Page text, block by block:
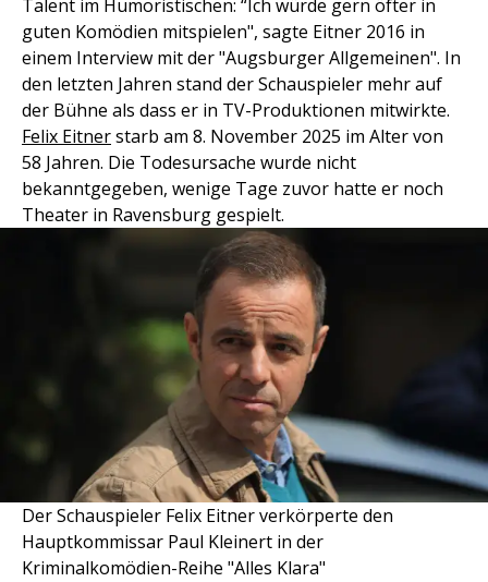
Talent im Humoristischen: “Ich würde gern öfter in
guten Komödien mitspielen", sagte Eitner 2016 in
einem Interview mit der "Augsburger Allgemeinen". In
den letzten Jahren stand der Schauspieler mehr auf
der Bühne als dass er in TV-Produktionen mitwirkte.
Felix Eitnerstarb am 8. November 2025 im Alter von
58 Jahren. Die Todesursache wurde nicht
bekanntgegeben, wenige Tage zuvor hatte er noch
Theater in Ravensburg gespielt.
Der Schauspieler Felix Eitner verkörperte den
Hauptkommissar Paul Kleinert in der
Kriminalkomödien-Reihe "Alles Klara"